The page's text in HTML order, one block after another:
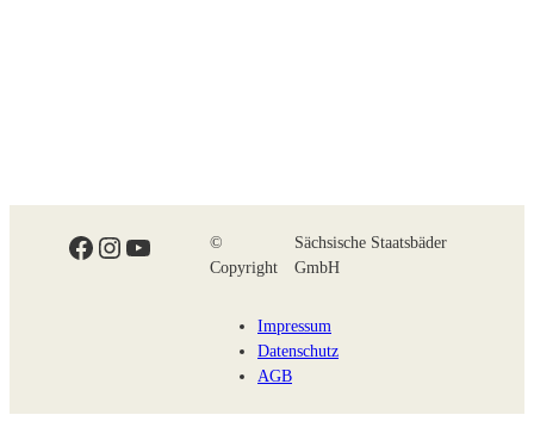
Facebook
Instagram
YouTube
©
Copyright
Sächsische Staatsbäder
GmbH
Impressum
Datenschutz
AGB